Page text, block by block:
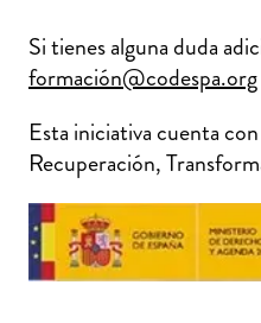
Si tienes alguna duda
formación@codespa.org
Esta iniciativa cuenta
Recuperación,